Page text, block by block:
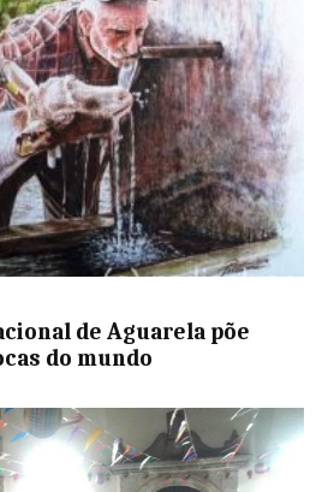
de Aguarela põe
do mundo